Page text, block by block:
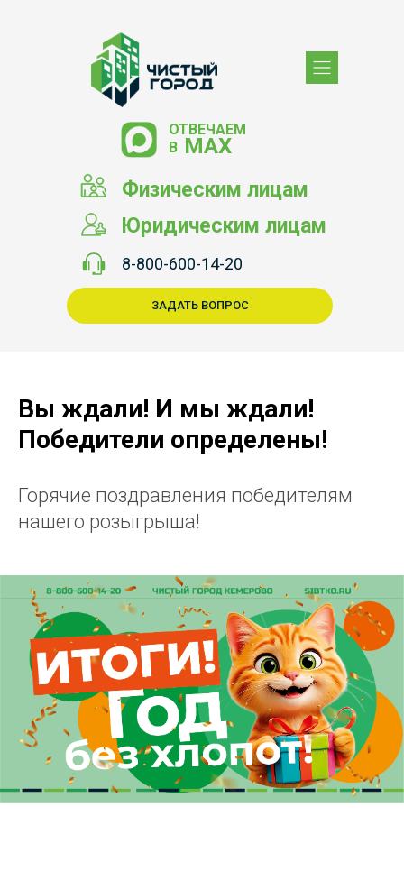
ЗАДАТЬ ВОПРОС
Физическим лицам
Юридическим лицам
8-800-600-14-20
ОТВЕЧАЕМ
В МАХ
Вы ждали! И мы ждали!
Победители определены!
Горячие поздравления победителям
нашего розыгрыша!